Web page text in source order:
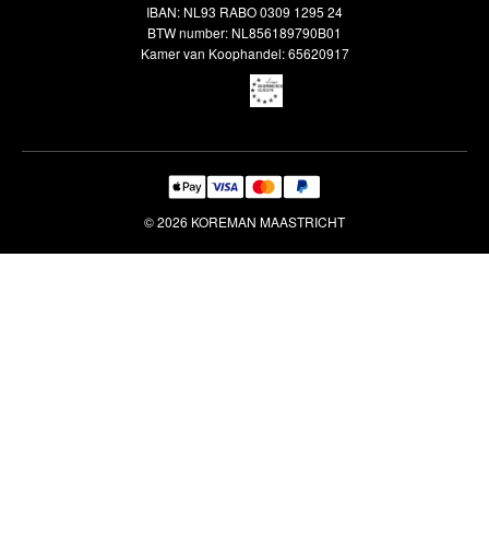
Veelgestelde vragen
IBAN: NL93 RABO 0309 1295 24
BTW number: NL856189790B01
Kamer van Koophandel: 65620917
© 2026 KOREMAN MAASTRICHT